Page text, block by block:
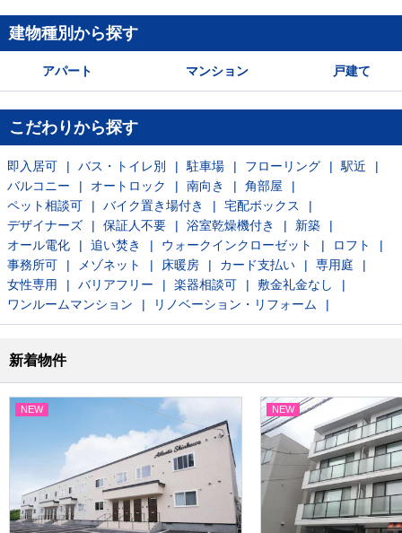
建物種別から探す
アパート マンション 戸建て
こだわりから探す
即入居可 バス・トイレ別 駐車場 フローリング
駅近
バルコニー
オートロック 南向き
角部屋
ペット相談可
バイク置き場付き
宅配ボックス
デザイナーズ
保証人不要 浴室乾燥機付き
新築
オール電化
追い焚き ウォークインクローゼット
ロフト
事務所可
メゾネット 床暖房 カード支払い
専用庭
女性専用
バリアフリー 楽器相談可
敷金礼金なし
ワンルームマンション
リノベーション・リフォーム
新着物件
NEW NEW